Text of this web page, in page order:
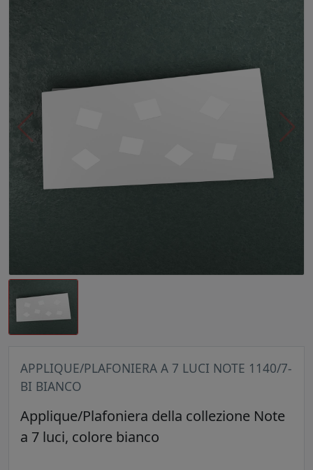
APPLIQUE/PLAFONIERA A 7 LUCI NOTE 1140/7-
BI BIANCO
Applique/Plafoniera della collezione Note
a 7 luci, colore bianco